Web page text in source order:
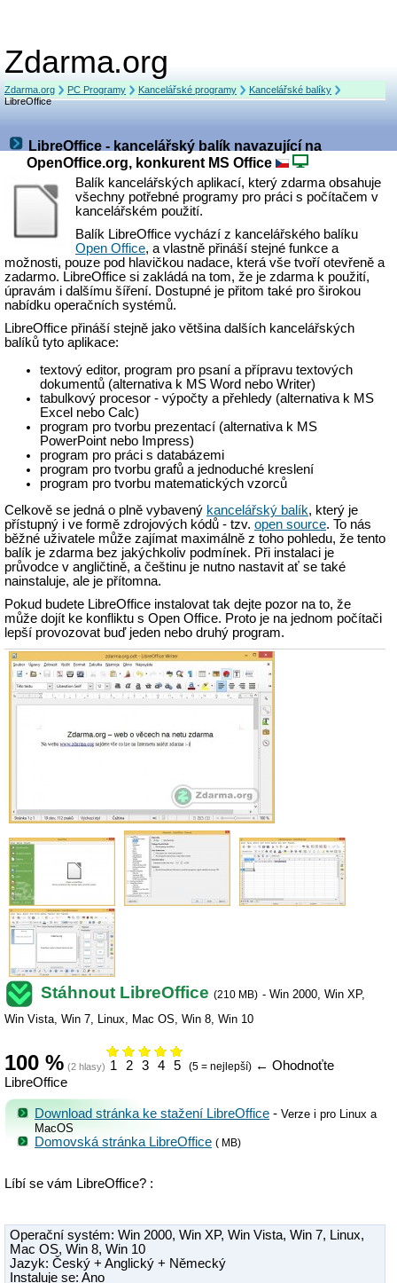
Zdarma.org
Zdarma.org PC Programy Kancelářské programy
Kancelářské balíky
LibreOffice
LibreOffice - kancelářský balík navazující na
OpenOffice.org, konkurent MS Office
Balík kancelářských aplikací, který zdarma obsahuje
všechny potřebné programy pro práci s počítačem v
kancelářském použití.
Balík LibreOffice vychází z kancelářského balíku
Open Office, a vlastně přináší stejné funkce a
možnosti, pouze pod hlavičkou nadace, která vše tvoří otevřeně a
zadarmo. LibreOffice si zakládá na tom, že je zdarma k použití,
úpravám i dalšímu šíření. Dostupné je přitom také pro širokou
nabídku operačních systémů.
LibreOffice přináší stejně jako většina dalších kancelářských
balíků tyto aplikace:
textový editor, program pro psaní a přípravu textových
dokumentů (alternativa k MS Word nebo Writer)
tabulkový procesor - výpočty a přehledy (alternativa k MS
Excel nebo Calc)
program pro tvorbu prezentací (alternativa k MS
PowerPoint nebo Impress)
program pro práci s databázemi
program pro tvorbu grafů a jednoduché kreslení
program pro tvorbu matematických vzorců
Celkově se jedná o plně vybavený kancelářský balík, který je
přístupný i ve formě zdrojových kódů - tzv. open source. To nás
běžné uživatele může zajímat maximálně z toho pohledu, že tento
balík je zdarma bez jakýchkoliv podmínek. Při instalaci je
průvodce v angličtině, a češtinu je nutno nastavit ať se také
nainstaluje, ale je přítomna.
Pokud budete LibreOffice instalovat tak dejte pozor na to, že
může dojít ke konfliktu s Open Office. Proto je na jednom počítači
lepší provozovat buď jeden nebo druhý program.
Stáhnout LibreOffice (210 MB) - Win 2000, Win XP,
Win Vista, Win 7, Linux, Mac OS, Win 8, Win 10
100 % (2 hlasy) 1 2 3 4 5 (5 = nejlepší) ← Ohodnoťte
LibreOffice
Download stránka ke stažení LibreOffice - Verze i pro Linux a
MacOS
Domovská stránka LibreOffice ( MB)
Líbí se vám LibreOffice? :
Operační systém: Win 2000, Win XP, Win Vista, Win 7, Linux,
Mac OS, Win 8, Win 10
Jazyk: Český + Anglický + Německý
Instaluje se: Ano